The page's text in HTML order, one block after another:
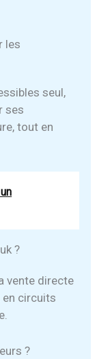
les
seul,
ses
tout en
?
vente directe
circuits
?